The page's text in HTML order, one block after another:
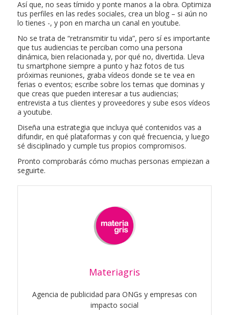
Así que, no seas tímido y ponte manos a la obra. Optimiza
tus perfiles en las redes sociales, crea un blog – si aún no
lo tienes -, y pon en marcha un canal en youtube.
No se trata de “retransmitir tu vida”, pero sí es importante
que tus audiencias te perciban como una persona
dinámica, bien relacionada y, por qué no, divertida. Lleva
tu smartphone siempre a punto y haz fotos de tus
próximas reuniones, graba vídeos donde se te vea en
ferias o eventos; escribe sobre los temas que dominas y
que creas que pueden interesar a tus audiencias;
entrevista a tus clientes y proveedores y sube esos vídeos
a youtube.
Diseña una estrategia que incluya qué contenidos vas a
difundir, en qué plataformas y con qué frecuencia, y luego
sé disciplinado y cumple tus propios compromisos.
Pronto comprobarás cómo muchas personas empiezan a
seguirte.
Materiagris
Agencia de publicidad para ONGs y empresas con
impacto social